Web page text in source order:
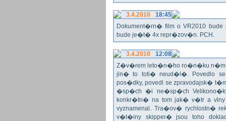
3.4.2010
18:45
Dokument�rn� film o VR2010
bude je�t� 4x repr�zov�n. PCH.
3.4.2010
12:08
Z�v�rem leto�n�ho ro�n�ku n�m
jin� to toti� neud�l�. Povedlo
pos�dky, povedl se zpravodajsk�
�sp�ch �i ne�sp�ch
konkr�tn� na tom jak� v�tr a
vyznamenal. Tra�ov� rychlostn�
v�t�iny skipper� jsou toho